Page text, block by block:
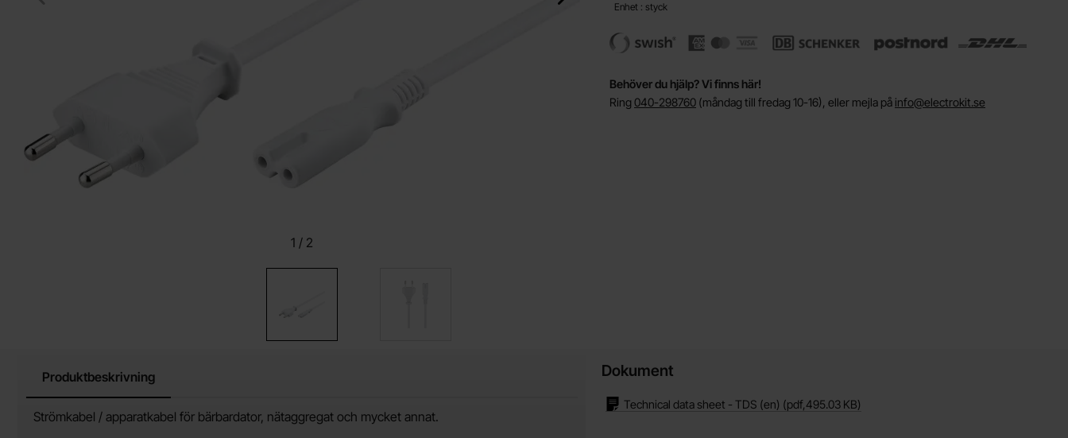
1 / 2
Enhet : styck
Behöver du hjälp? Vi finns här!
Ring 040-298760 (måndag till fredag 10-16), eller mejla på info@electrokit.se
Produktbeskrivning
Produktbeskrivning
Strömkabel / apparatkabel för bärbardator, nätaggregat och mycket annat.
Dokument
Technical data sheet - TDS (en) (pdf,495.03 KB)